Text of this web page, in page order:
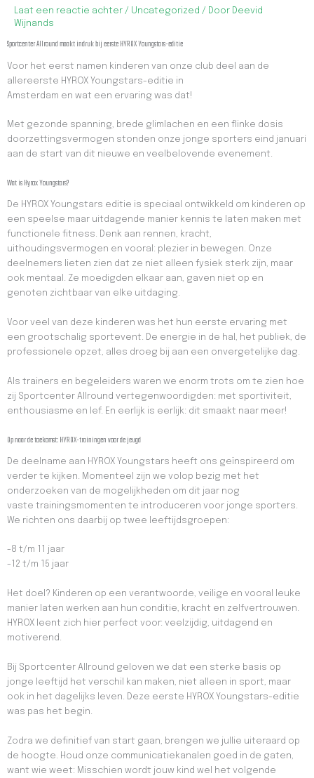
Laat een reactie achter / Uncategorized / Door Deevid
Wijnands
Sportcenter Allround maakt indruk bij eerste HYROX Youngstars-editie
Voor het eerst namen kinderen van onze club deel aan de
allereerste HYROX Youngstars-editie in
Amsterdam en wat een ervaring was dat!
Met gezonde spanning, brede glimlachen en een flinke dosis
doorzettingsvermogen stonden onze jonge sporters eind januari
aan de start van dit nieuwe en veelbelovende evenement.
Wat is Hyrox Youngstars?
De HYROX Youngstars editie is speciaal ontwikkeld om kinderen op
een speelse maar uitdagende manier kennis te laten maken met
functionele fitness. Denk aan rennen, kracht,
uithoudingsvermogen en vooral: plezier in bewegen. Onze
deelnemers lieten zien dat ze niet alleen fysiek sterk zijn, maar
ook mentaal. Ze moedigden elkaar aan, gaven niet op en
genoten zichtbaar van elke uitdaging.
Voor veel van deze kinderen was het hun eerste ervaring met
een grootschalig sportevent. De energie in de hal, het publiek, de
professionele opzet, alles droeg bij aan een onvergetelijke dag.
Als trainers en begeleiders waren we enorm trots om te zien hoe
zij Sportcenter Allround vertegenwoordigden: met sportiviteit,
enthousiasme en lef. En eerlijk is eerlijk: dit smaakt naar meer!
Op naar de toekomst: HYROX-trainingen voor de jeugd
De deelname aan HYROX Youngstars heeft ons geïnspireerd om
verder te kijken. Momenteel zijn we volop bezig met het
onderzoeken van de mogelijkheden om dit jaar nog
vaste trainingsmomenten te introduceren voor jonge sporters.
We richten ons daarbij op twee
leeftijdsgroepen:
-8 t/m 11 jaar
-12 t/m 15 jaar
Het doel? Kinderen op een verantwoorde, veilige en vooral leuke
manier laten werken aan hun conditie, kracht en zelfvertrouwen.
HYROX leent zich hier perfect voor: veelzijdig, uitdagend en
motiverend.
Bij Sportcenter Allround geloven we dat een sterke basis op
jonge leeftijd het verschil kan maken, niet alleen in sport, maar
ook in het dagelijks leven. Deze eerste HYROX Youngstars-editie
was pas het begin.
Zodra we definitief van start gaan, brengen we jullie uiteraard op
de hoogte. Houd onze communicatiekanalen goed in de gaten,
want wie weet: Misschien wordt jouw kind wel het volgende